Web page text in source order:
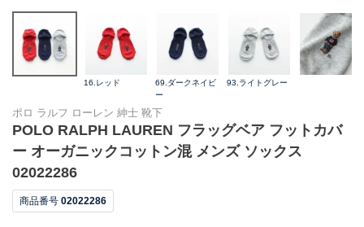
16.レッド
69.ダークネイビ
ー
93.ライトグレー
ポロ ラルフ ローレン 紳士 靴下
POLO RALPH LAUREN フラッグベア フットカバ
ー オーガニックコットン混 メンズ ソックス
02022286
商品番号 02022286